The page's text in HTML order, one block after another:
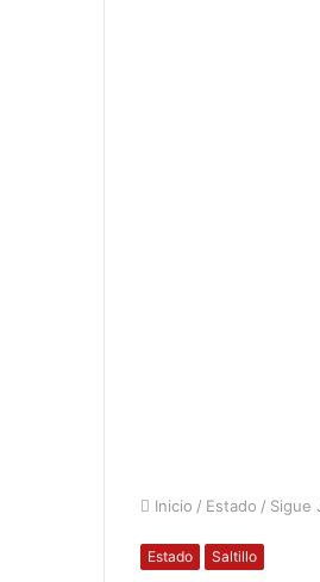
Inicio / Estado / Sigue
Estado Saltillo